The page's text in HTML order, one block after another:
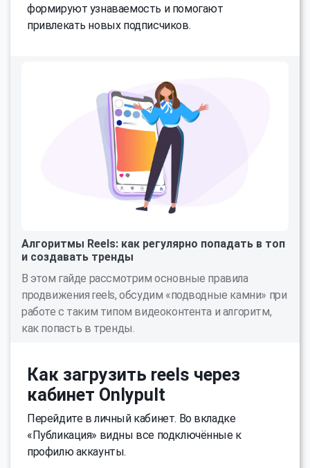
формируют узнаваемость и помогают
привлекать новых подписчиков.
Алгоритмы Reels: как регулярно попадать в топ
и создавать тренды
В этом гайде рассмотрим основные правила
продвижения reels, обсудим «подводные камни» при
работе с таким типом видеоконтента и алгоритм,
как попасть в тренды.
Как загрузить reels через
кабинет Onlypult
Перейдите в личный кабинет. Во вкладке
«Публикация» видны все подключённые к
профилю аккаунты.